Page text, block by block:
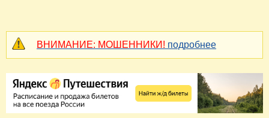
ВНИМАНИЕ: МОШЕННИКИ! подробнее